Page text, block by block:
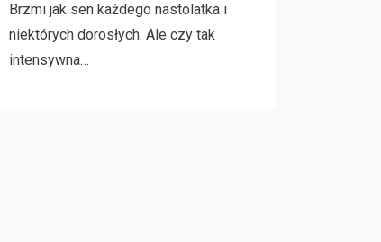
Brzmi jak sen każdego nastolatka i
niektórych dorosłych. Ale czy tak
intensywna…